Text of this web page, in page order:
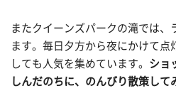
またクイーンズパークの滝では、
ます。毎日夕方から夜にかけて点
しても人気を集めています。 ショ
しんだのちに、のんびり散策して